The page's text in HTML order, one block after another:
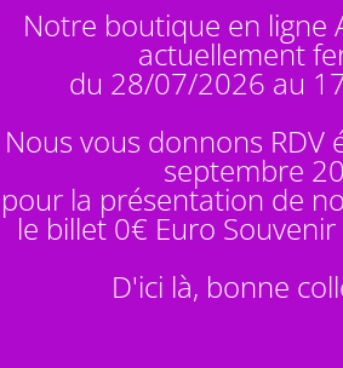
Notre boutique en ligne
actuellement
du 28/07/2026 au
Nous vous donnons RDV
septembre
pour la présentation de
le billet 0€ Euro Souvenir
D'ici là, bonne